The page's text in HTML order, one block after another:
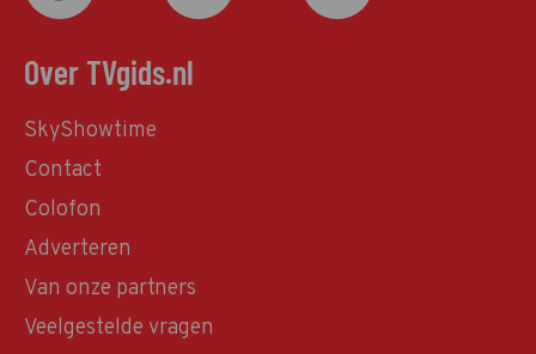
Over TVgids.nl
SkyShowtime
Contact
Colofon
Adverteren
Van onze partners
Veelgestelde vragen